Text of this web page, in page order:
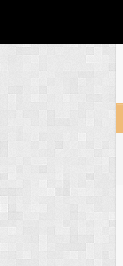
content